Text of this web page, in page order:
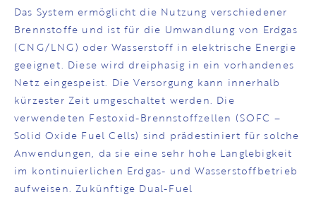
Das System ermöglicht die Nutzung verschiedener
Brennstoffe und ist für die Umwandlung von Erdgas
(CNG/LNG) oder Wasserstoff in elektrische Energie
geeignet. Diese wird dreiphasig in ein vorhandenes
Netz eingespeist. Die Versorgung kann innerhalb
kürzester Zeit umgeschaltet werden. Die
verwendeten Festoxid-Brennstoffzellen (SOFC –
Solid Oxide Fuel Cells) sind prädestiniert für solche
Anwendungen, da sie eine sehr hohe Langlebigkeit
im kontinuierlichen Erdgas- und Wasserstoffbetrieb
aufweisen. Zukünftige Dual-Fuel